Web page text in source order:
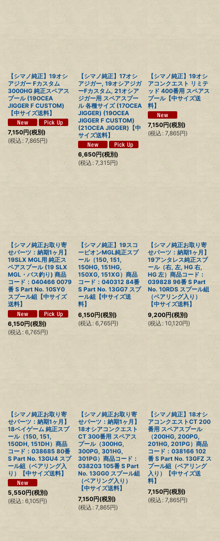
【シマノ純正】19オシ
アジガー Fカスタム
3000HG 純正スペアス
プール (19OCEA
JIGGER F CUSTOM)
【中サイズ送料】
7,150円(税別)
(税込 : 7,865円)
【シマノ純正】17オシ
アジガー, 19オシアジガ
ーFカスタム, 21オシア
ジガー用 スペアスプー
ル 各種サイズ (17OCEA
JIGGER) (19OCEA
JIGGER F CUSTOM)
(21OCEA JIGGER)【中
サイズ送料】
6,650円(税別)
(税込 : 7,315円)
【シマノ純正】19オシ
アコンクエスト リミテ
ッド 400番用 スペアス
プール【中サイズ送
料】
7,150円(税別)
(税込 : 7,865円)
【シマノ純正お取り寄
せパーツ：納期1ヶ月】
19SLX MGL用 純正ス
ペアスプール (19 SLX
MGL・バス釣り) 商品
コード：040466 0079
番 S Part No. 10SY0
スプール組【中サイズ
送料】
6,150円(税別)
(税込 : 6,765円)
【シマノ純正】19スコ
ーピオンMGL純正スプ
ール（150, 151,
150HG, 151HG,
150XG, 151XG）商品
コード：040312 84番
S Part No. 13GG7 スプ
ール組【中サイズ送
料】
6,150円(税別)
(税込 : 6,765円)
【シマノ純正お取り寄
せパーツ：納期1ヶ月】
19アンタレス純正スプ
ール（右, 左, HG 右,
HG 左）商品コード：
039828 96番 S Part
No. 10RDS スプール組
（ベアリング入り）
【中サイズ送料】
9,200円(税別)
(税込 : 10,120円)
【シマノ純正お取り寄
せパーツ：納期1ヶ月】
18ベイゲーム 純正スプ
ール（150, 151,
150DH, 151DH）商品
コード：038685 80番
S Part No. 13GU4 スプ
ール組（ベアリング入
り）【中サイズ送料】
5,550円(税別)
(税込 : 6,105円)
【シマノ純正お取り寄
せパーツ：納期1ヶ月】
18オシアコンクエスト
CT 300番用 スペアス
プール（300HG,
300PG, 301HG,
301PG）商品コード：
038203 105番 S Part
No. 13GG0 スプール組
（ベアリング入り）
【中サイズ送料】
7,150円(税別)
(税込 : 7,865円)
【シマノ純正】18オシ
アコンクエストCT 200
番用 スペアスプール
（200HG, 200PG,
201HG, 201PG）商品
コード：038166 102
番 S Part No. 13GFZ ス
プール組（ベアリング
入り）【中サイズ送
料】
7,150円(税別)
(税込 : 7,865円)